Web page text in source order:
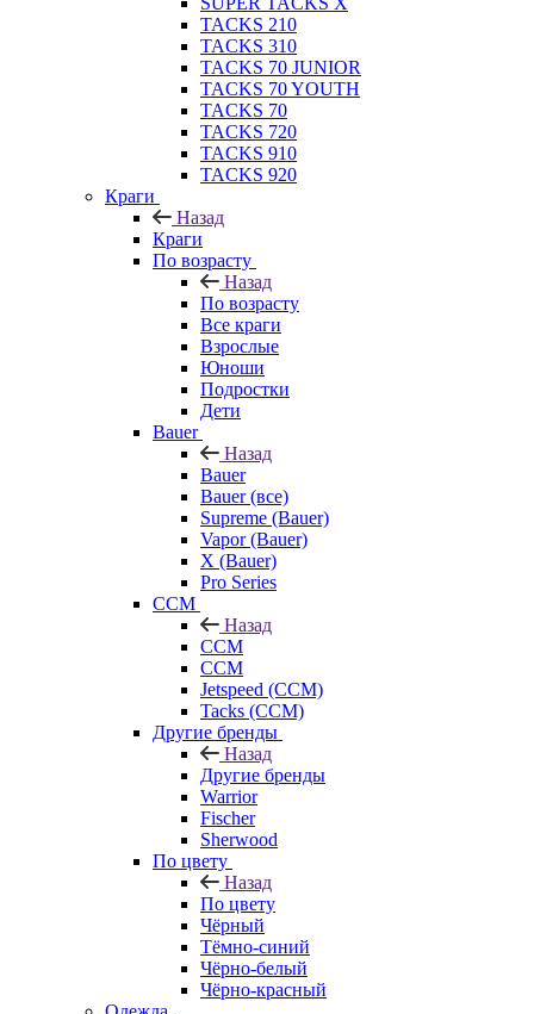
TACKS 210
TACKS 310
TACKS 70 JUNIOR
TACKS 70 YOUTH
TACKS 70
TACKS 720
TACKS 910
TACKS 920
Краги
Назад
Краги
По возрасту
Назад
По возрасту
Все краги
Взрослые
Юноши
Подростки
Дети
Bauer
Назад
Bauer
Bauer (все)
Supreme (Bauer)
Vapor (Bauer)
X (Bauer)
Pro Series
CCM
Назад
CCM
CCM
Jetspeed (CCM)
Tacks (CCM)
Другие бренды
Назад
Другие бренды
Warrior
Fischer
Sherwood
По цвету
Назад
По цвету
Чёрный
Тёмно-синий
Чёрно-белый
Чёрно-красный